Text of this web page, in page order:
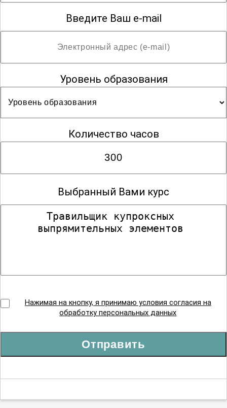
Введите Ваш e-mail
Уровень образования
Количество часов
Выбранный Вами курс
Нажимая на кнопку, я принимаю условия согласия на
обработку персональных данных
Отправить